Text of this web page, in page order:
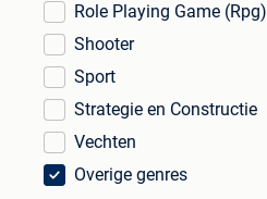
Role Playing Game (Rpg)
Shooter
Sport
Strategie en Constructie
Vechten
Overige genres